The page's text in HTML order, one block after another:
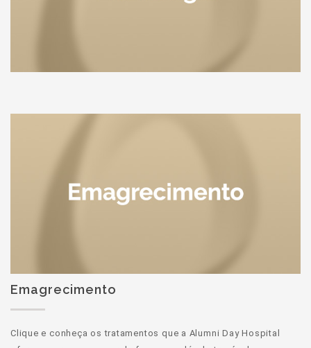
Emagrecimento
Clique e conheça os tratamentos que a Alumni Day Hospital